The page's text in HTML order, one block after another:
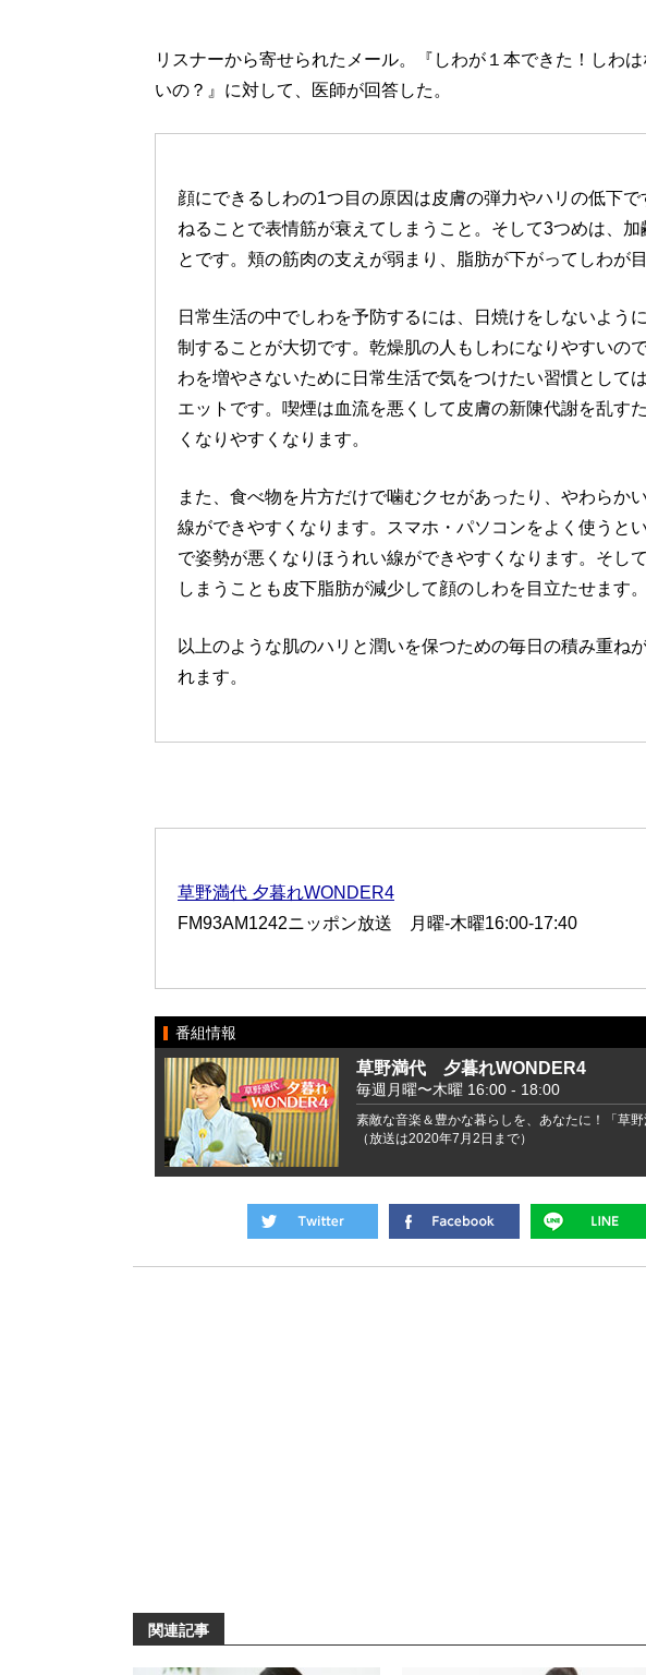
リスナーから寄せられたメール。『しわが１本できた！しわ
いの？』に対して、医師が回答した。
顔にできるしわの1つ目の原因は皮膚の弾力やハリの低下
ねることで表情筋が衰えてしまうこと。そして3つめは、
とです。頬の筋肉の支えが弱まり、脂肪が下がってしわが
日常生活の中でしわを予防するには、日焼けをしないよう
制することが大切です。乾燥肌の人もしわになりやすいの
わを増やさないために日常生活で気をつけたい習慣として
エットです。喫煙は血流を悪くして皮膚の新陳代謝を乱す
くなりやすくなります。
また、食べ物を片方だけで噛むクセがあったり、やわらか
線ができやすくなります。スマホ・パソコンをよく使うと
で姿勢が悪くなりほうれい線ができやすくなります。そし
しまうことも皮下脂肪が減少して顔のしわを目立たせます。
以上のような肌のハリと潤いを保つための毎日の積み重ね
れます。
草野満代 夕暮れWONDER4
FM93AM1242ニッポン放送 月曜-木曜16:00-17:40
番組情報
草野満代 夕暮れWONDER4
毎週月曜〜木曜 16:00 - 18:00
素敵な音楽＆豊かな暮らしを、あなたに！「草
（放送は2020年7月2日まで）
関連記事